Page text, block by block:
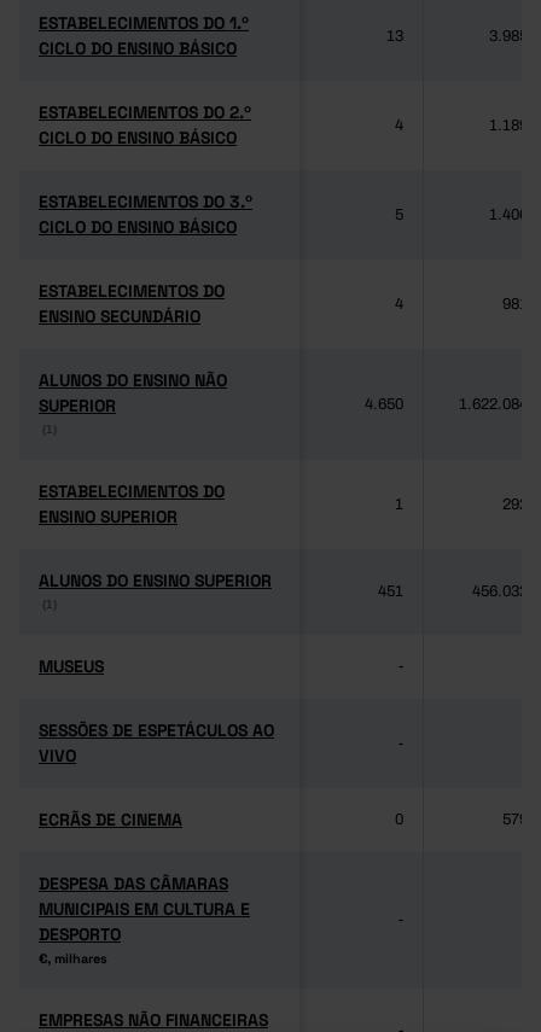
ESTABELECIMENTOS DO 1.º
CICLO DO ENSINO BÁSICO
ESTABELECIMENTOS DO 1.º
CICLO DO ENSINO BÁSICO
13 3.985
ESTABELECIMENTOS DO 2.º
CICLO DO ENSINO BÁSICO
ESTABELECIMENTOS DO 2.º
CICLO DO ENSINO BÁSICO
4 1.189
ESTABELECIMENTOS DO 3.º
CICLO DO ENSINO BÁSICO
ESTABELECIMENTOS DO 3.º
CICLO DO ENSINO BÁSICO
5 1.406
ESTABELECIMENTOS DO
ENSINO SECUNDÁRIO
ESTABELECIMENTOS DO
ENSINO SECUNDÁRIO
4 981
ALUNOS DO ENSINO NÃO
SUPERIOR
(1)
ALUNOS DO ENSINO NÃO
SUPERIOR
(1)
4.650 1.622.084
ESTABELECIMENTOS DO
ENSINO SUPERIOR
ESTABELECIMENTOS DO
ENSINO SUPERIOR
1 292
ALUNOS DO ENSINO SUPERIOR
(1)
ALUNOS DO ENSINO SUPERIOR
(1)
451 456.032
MUSEUS
MUSEUS -
SESSÕES DE ESPETÁCULOS AO
VIVO
SESSÕES DE ESPETÁCULOS AO
VIVO
-
ECRÃS DE CINEMA
ECRÃS DE CINEMA 0 579
DESPESA DAS CÂMARAS
MUNICIPAIS EM CULTURA E
DESPORTO
€, milhares
DESPESA DAS CÂMARAS
MUNICIPAIS EM CULTURA E
DESPORTO
€, milhares
-
EMPRESAS NÃO FINANCEIRAS
EMPRESAS NÃO FINANCEIRAS